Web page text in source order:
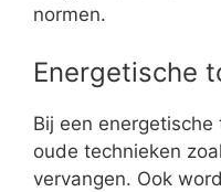
normen.
Energetische
Bij een
oude technieken
vervangen. Ook